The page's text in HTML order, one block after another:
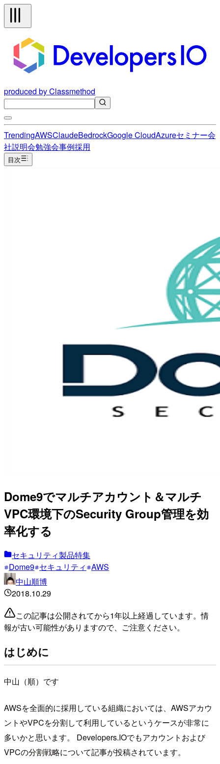
produced by Classmethod
TrendingAWSClaudeBedrockGoogle CloudAzureセミナー会
社説明会勉強会事例採用
目次
Dome9でマルチアカウント＆マルチ
VPC環境下のSecurity Group管理を効
率化する
セキュリティ製品特集
Dome9 セキュリティ AWS
中山順博
2018.10.29
この記事は公開されてから1年以上経過しています。情
報が古い可能性がありますので、ご注意ください。
はじめに
中山（順）です
AWSを全面的に採用している組織においては、AWSアカウ
ントやVPCを分割して利用しているというケースが非常に
多いかと思います。 Developers.IOでもアカウントおよび
VPCの分割戦略について記事が投稿されています。